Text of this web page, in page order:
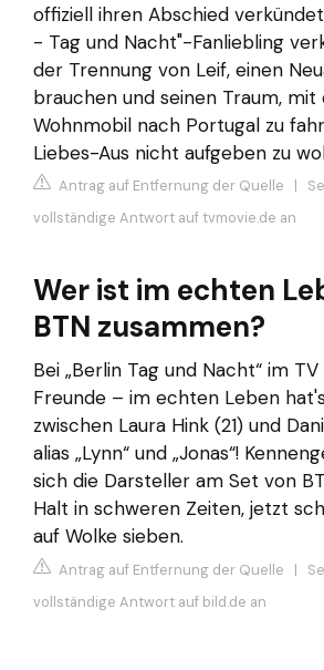
offiziell ihren Abschied
- Tag und Nacht"-Fanliebling
der Trennung von Leif, einen
brauchen und seinen Traum, mit
Wohnmobil nach Portugal zu
Liebes-Aus nicht aufgeben zu
Antrag auf Entfernung der Quelle |
vollständige Antwort auf tvmovie.de an
Wer ist im echten
BTN zusammen?
Bei „Berlin Tag und Nacht“ im TV
Freunde – im echten Leben
zwischen Laura Hink (21) und
alias „Lynn“ und „Jonas“!
sich die Darsteller am Set von
Halt in schweren Zeiten, jetzt
auf Wolke sieben.
Antrag auf Entfernung der Quelle |
vollständige Antwort auf bild.de an